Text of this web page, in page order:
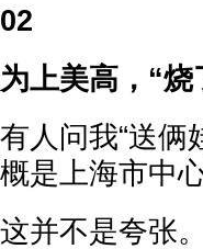
02
为上美高，“
有人问我“送俩
概是上海市中
这并不是夸张。